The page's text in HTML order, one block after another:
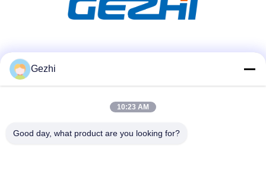
দ্রুত যোগাযোগ
টেলিফোন
Gezhi
10:23 AM
Good day, what product are you looking for?